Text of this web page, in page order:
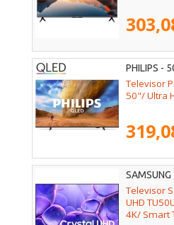
PHILIPS -
Televisor
50"/ Ultra
Televisor
UHD
4K/ Smart